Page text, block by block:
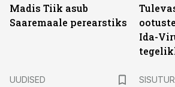
Madis Tiik asub
Saaremaale perearstiks
Ida-
UUDISED